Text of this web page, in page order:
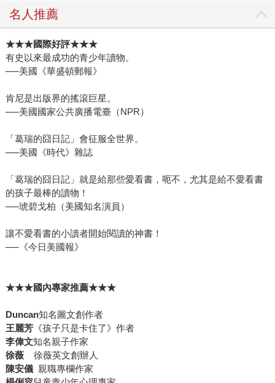
名人推薦
★★★國際好評★★★
有史以來最成功的青少年讀物。
──美國《華盛頓郵報》
肯尼是出版界的搖滾巨星。
──美國國家公共廣播電臺（NPR）
「葛瑞的囧日記」會征服全世界。
──美國《時代》雜誌
「葛瑞的囧日記」就是給那些愛看書，呃不，尤其是給不愛看書
的孩子最棒的讀物！
──琥碧戈柏（美國知名演員）
讓不愛看書的小讀者開始閱讀的神書！
──《今日美國報》
★★★國內專家推薦★★★
Duncan知名圖文創作者
王麗芳《孩子只是卡住了》作者
李偉文知名親子作家
徐薇 徐薇英文創辦人
陳安儀 親職專欄作家